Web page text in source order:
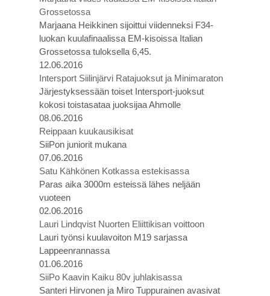
Grossetossa
Marjaana Heikkinen sijoittui viidenneksi F34-
luokan kuulafinaalissa EM-kisoissa Italian
Grossetossa tuloksella 6,45.
12.06.2016
Intersport Siilinjärvi Ratajuoksut ja Minimaraton
Järjestyksessään toiset Intersport-juoksut
kokosi toistasataa juoksijaa Ahmolle
08.06.2016
Reippaan kuukausikisat
SiiPon juniorit mukana
07.06.2016
Satu Kähkönen Kotkassa estekisassa
Paras aika 3000m esteissä lähes neljään
vuoteen
02.06.2016
Lauri Lindqvist Nuorten Eliittikisan voittoon
Lauri työnsi kuulavoiton M19 sarjassa
Lappeenrannassa
01.06.2016
SiiPo Kaavin Kaiku 80v juhlakisassa
Santeri Hirvonen ja Miro Tuppurainen avasivat